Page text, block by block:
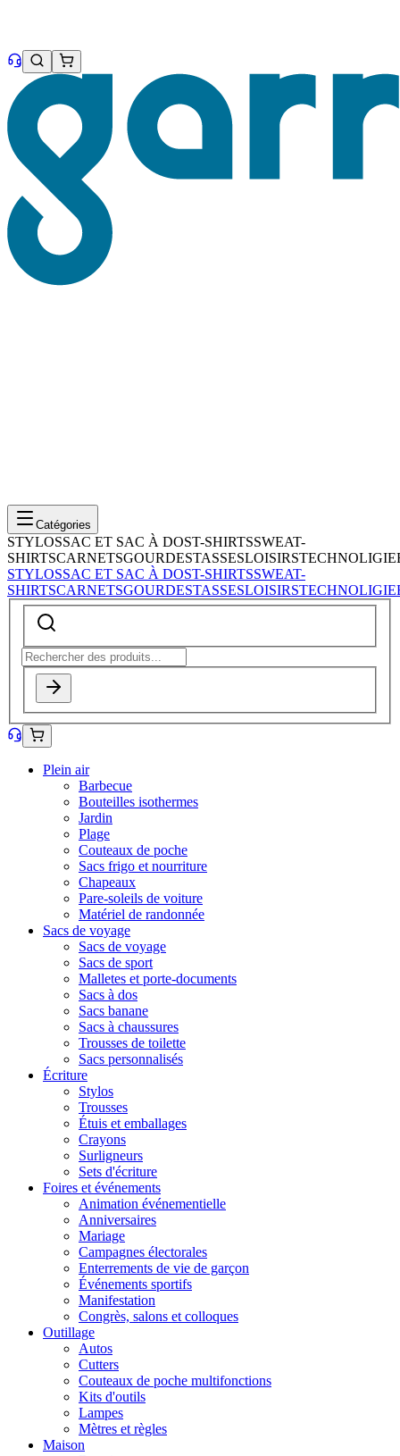
Catégories
STYLOSSAC ET SAC À DOST-SHIRTSSWEAT-
SHIRTSCARNETSGOURDESTASSESLOISIRSTECHNOLIGIE
STYLOSSAC ET SAC À DOST-SHIRTSSWEAT-
SHIRTSCARNETSGOURDESTASSESLOISIRSTECHNOLIGIE
Plein air
Barbecue
Bouteilles isothermes
Jardin
Plage
Couteaux de poche
Sacs frigo et nourriture
Chapeaux
Pare-soleils de voiture
Matériel de randonnée
Sacs de voyage
Sacs de voyage
Sacs de sport
Malletes et porte-documents
Sacs à dos
Sacs banane
Sacs à chaussures
Trousses de toilette
Sacs personnalisés
Écriture
Stylos
Trousses
Étuis et emballages
Crayons
Surligneurs
Sets d'écriture
Foires et événements
Animation événementielle
Anniversaires
Mariage
Campagnes électorales
Enterrements de vie de garçon
Événements sportifs
Manifestation
Congrès, salons et colloques
Outillage
Autos
Cutters
Couteaux de poche multifonctions
Kits d'outils
Lampes
Mètres et règles
Maison